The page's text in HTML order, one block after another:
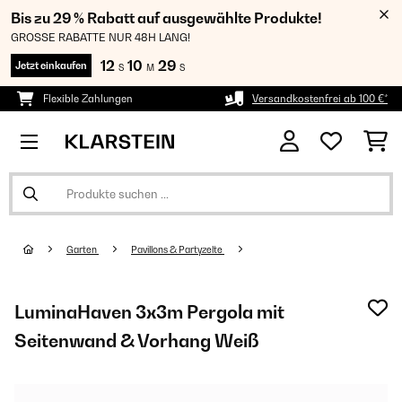
Bis zu 29 % Rabatt auf ausgewählte Produkte!
GROSSE RABATTE NUR 48H LANG!
Jetzt einkaufen 12 S 10 M 28 S
Flexible Zahlungen Versandkostenfrei ab 100 €*
Garten Pavillons & Partyzelte
LuminaHaven 3x3m Pergola mit
Seitenwand & Vorhang Weiß